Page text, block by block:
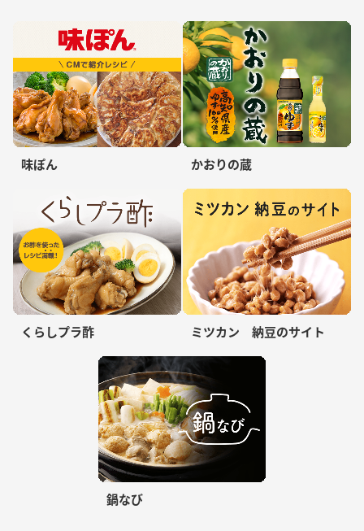
味ぽん かおりの蔵
くらしプラ酢 ミツカン 納豆のサイト
鍋なび